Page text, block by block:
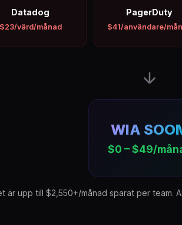
Datadog
$23/värd/månad
PagerDuty
$41/användare/
WIA
$0 – $49/
är upp till $2,550+/månad sparat per team.